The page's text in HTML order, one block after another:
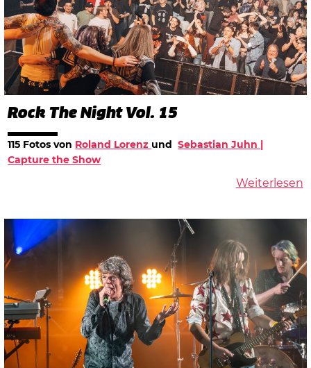
Rock The Night Vol. 15
115 Fotos von Roland Lorenz und​Sebastian Juhn |
Capture the Show
Weiterlesen